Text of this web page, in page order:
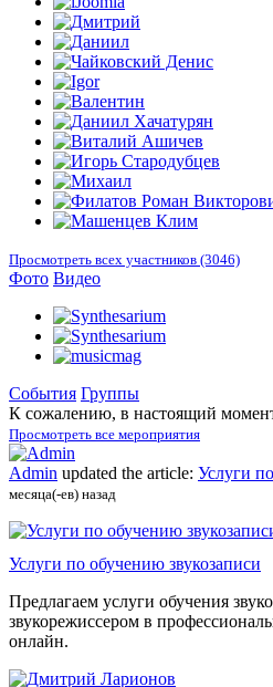
Просмотреть всех участников (3046)
Фото Видео
События Группы
К сожалению, в настоящий
Просмотреть все мероприятия
Admin updated the article: Услуги
месяца(-ев) назад
Услуги по обучению звукозаписи
Предлагаем услуги обучения
звукорежиссером в
онлайн.